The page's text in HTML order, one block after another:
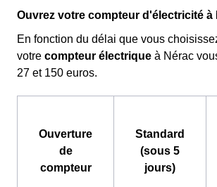
Ouvrez votre compteur d'électricité à
En fonction du délai que vous
votre compteur électrique à Nérac
27 et 150 euros.
Ouverture
de
compteur
Standard
(sous 5
jours)